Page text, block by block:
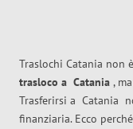
Traslochi Catania non
trasloco a Catania ,
Trasferirsi a Catania
finanziaria. Ecco